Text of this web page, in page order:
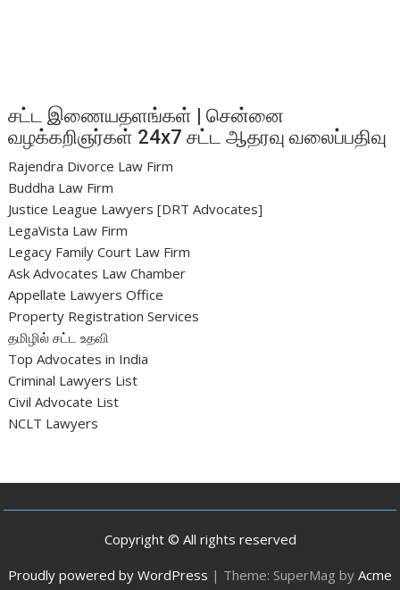
சட்ட இணையதளங்கள் | சென்னை
வழக்கறிஞர்கள் 24x7 சட்ட ஆதரவு வலைப்பதிவு
Rajendra Divorce Law Firm
Buddha Law Firm
Justice League Lawyers [DRT Advocates]
LegaVista Law Firm
Legacy Family Court Law Firm
Ask Advocates Law Chamber
Appellate Lawyers Office
Property Registration Services
தமிழில் சட்ட உதவி
Top Advocates in India
Criminal Lawyers List
Civil Advocate List
NCLT Lawyers
Copyright © All rights reserved
Proudly powered by WordPress | Theme: SuperMag by Acme